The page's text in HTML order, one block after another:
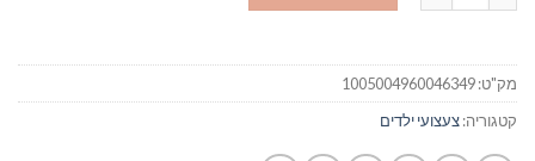
מק"ט:1005004960046349
קטגוריה:צעצועי ילדים